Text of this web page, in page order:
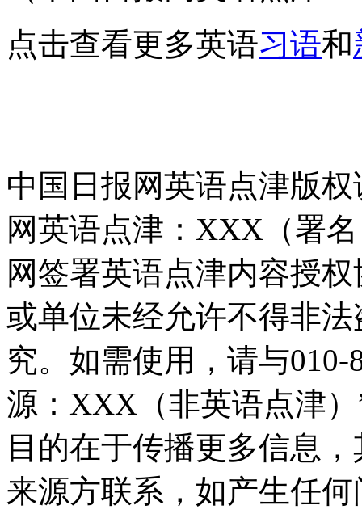
点击查看更多英语习语和
中国日报网英语点津版
网英语点津：XXX（署
网签署英语点津内容授
或单位未经允许不得非
究。如需使用，请与010-
源：XXX（非英语点津
目的在于传播更多信息
来源方联系，如产生任